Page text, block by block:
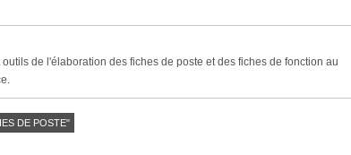
de l'élaboration des fiches de poste et des fiches de fonction au
DE POSTE"